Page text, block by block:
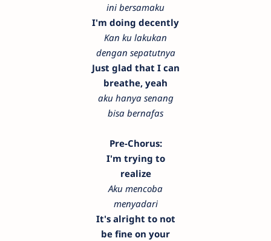
ini bersamaku
I'm doing decently
Kan ku lakukan
dengan sepatutnya
Just glad that I can
breathe, yeah
aku hanya senang
bisa bernafas
Pre-Chorus:
I'm trying to
realize
Aku mencoba
menyadari
It's alright to not
be fine on your